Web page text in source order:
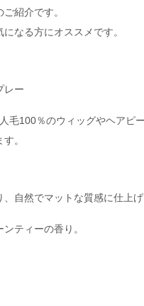
紹介です。
なる方にオススメです。
ー
毛100％のウィッグやヘアピ
。
自然でマットな質感に仕上げ
ティーの香り。